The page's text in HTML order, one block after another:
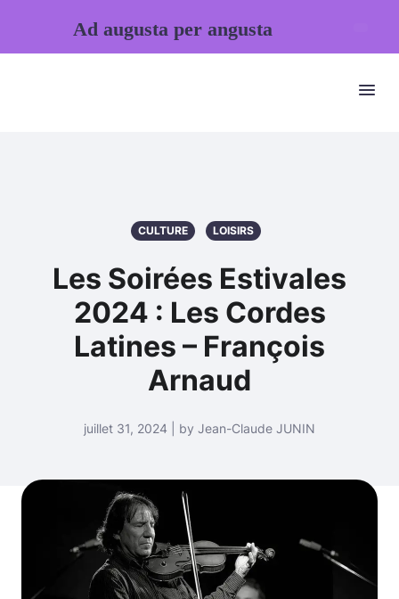
CULTURE LOISIRS
Les Soirées Estivales
2024 : Les Cordes
Latines – François
Arnaud
juillet 31, 2024 | by Jean-Claude JUNIN
Ad augusta per angusta